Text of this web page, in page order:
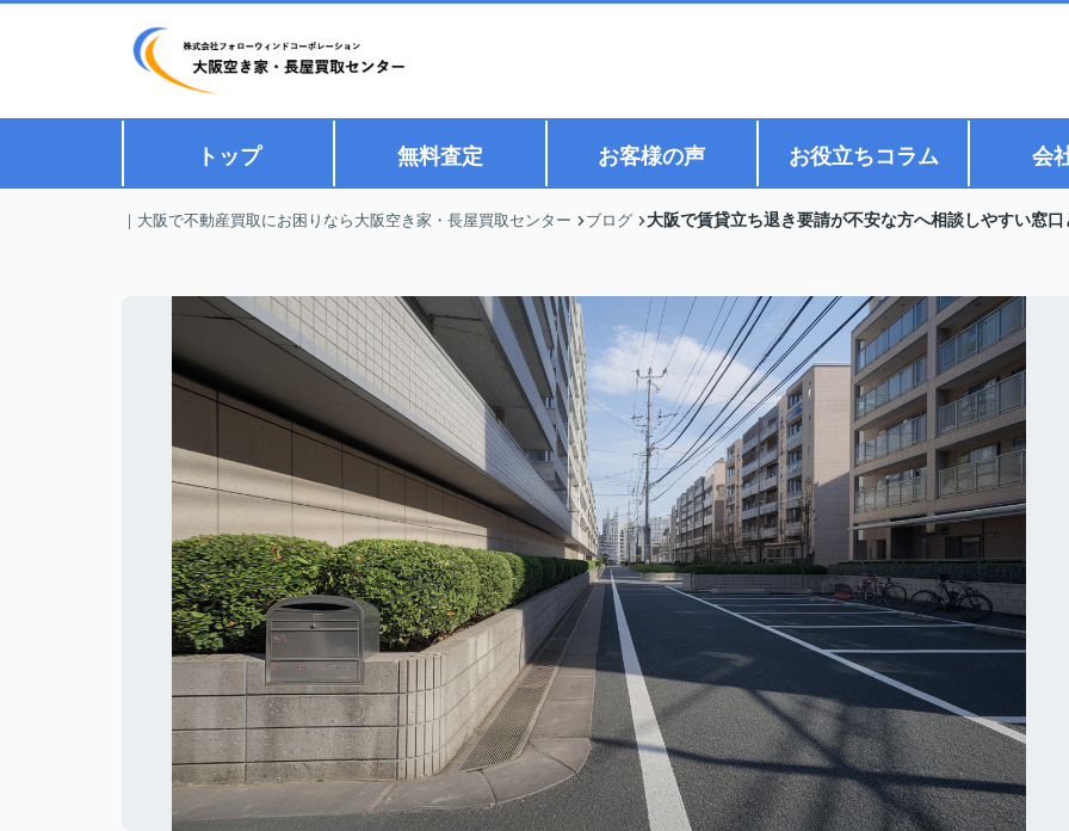
トップ 無料査定 お客様の声 お役立ちコラム 会
｜大阪で不動産買取にお困りなら大阪空き家・長屋買取センター ブログ 大阪で賃貸立ち退き要請が不安な方へ相談しやすい窓